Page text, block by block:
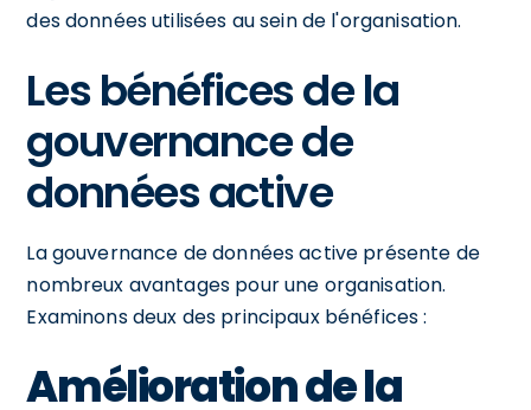
des données utilisées au sein de l'organisation.
Les bénéfices de la
gouvernance de
données active
La gouvernance de données active présente de
nombreux avantages pour une organisation.
Examinons deux des principaux bénéfices :
Amélioration de la